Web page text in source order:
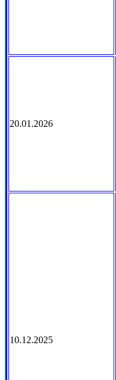
20.01.2026
10.12.2025